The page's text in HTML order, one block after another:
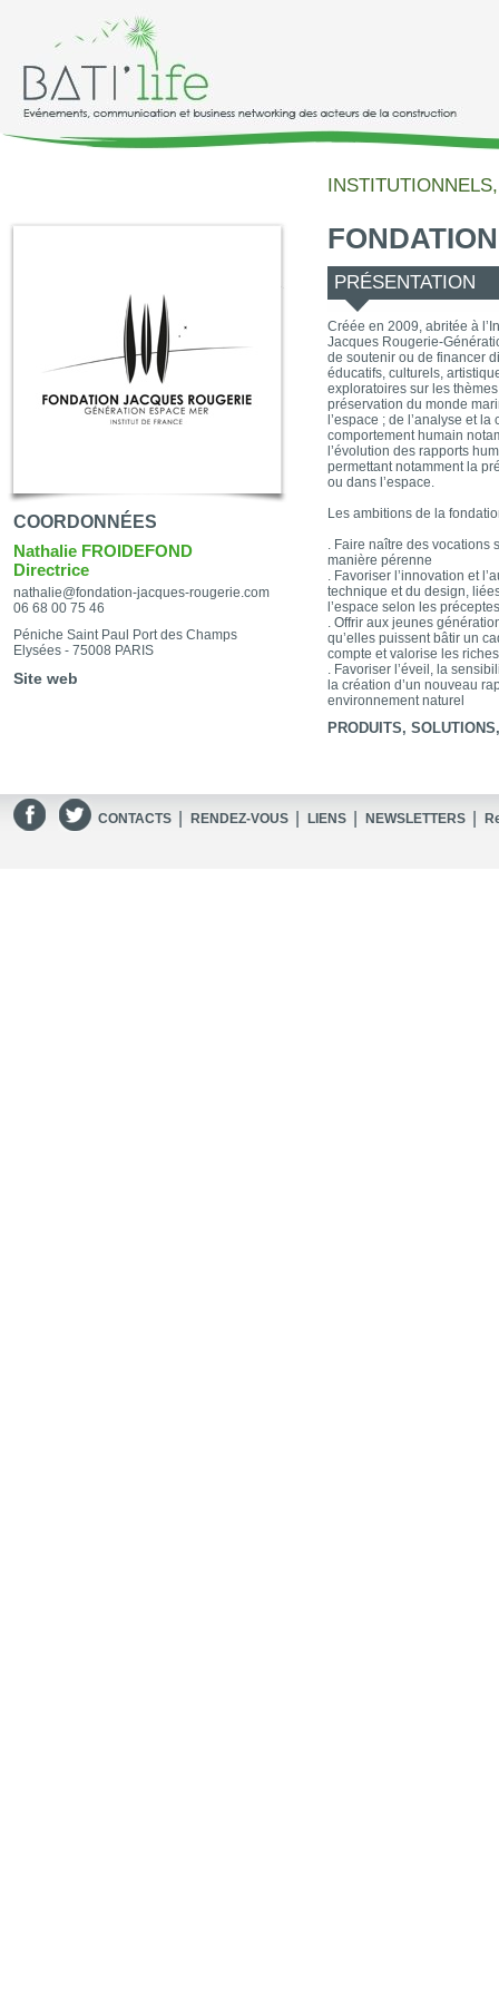
COORDONNÉES
Nathalie FROIDEFOND
Directrice
nathalie@fondation-jacques-rougerie.com
06 68 00 75 46
Péniche Saint Paul Port des Champs
Elysées - 75008 PARIS
Site web
PRÉSENTATION
Créée en 2009, abritée à
Jacques Rougerie-
de soutenir ou de financer
éducatifs, culturels,
exploratoires sur les
préservation du monde
l’espace ; de l’analyse et
comportement humain
l’évolution des rapports
permettant notamment la
ou dans l’espace.
Les ambitions de la
. Faire naître des vocations
manière pérenne
. Favoriser l’innovation et
technique et du design,
l’espace selon les
. Offrir aux jeunes
qu’elles puissent bâtir un
compte et valorise les
. Favoriser l’éveil, la
la création d’un nouveau
environnement naturel
PRODUITS,
CONTACTS RENDEZ-VOUS LIENS NEWSLETTERS